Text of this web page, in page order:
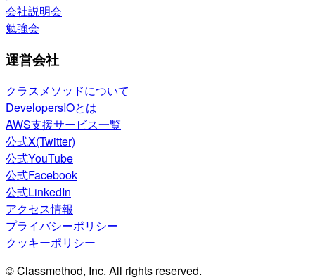
会社説明会
勉強会
運営会社
クラスメソッドについて
DevelopersIOとは
AWS支援サービス一覧
公式X(Twitter)
公式YouTube
公式Facebook
公式LinkedIn
アクセス情報
プライバシーポリシー
クッキーポリシー
© Classmethod, Inc. All rights reserved.